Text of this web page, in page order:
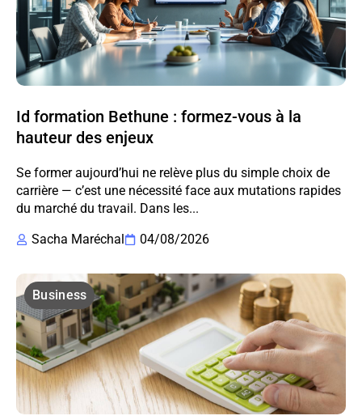
Id formation Bethune : formez-vous à la
hauteur des enjeux
Se former aujourd’hui ne relève plus du simple choix de
carrière — c’est une nécessité face aux mutations rapides
du marché du travail. Dans les...
Sacha Maréchal
04/08/2026
Business